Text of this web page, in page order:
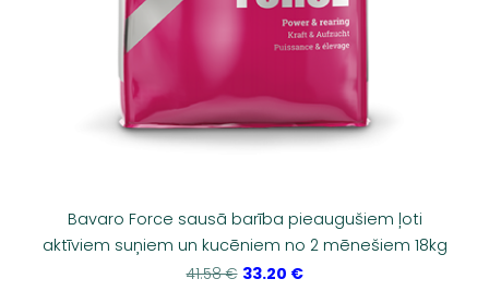
Bavaro Force sausā barība pieaugušiem ļoti
aktīviem suņiem un kucēniem no 2 mēnešiem 18kg
41.58 € 33.20 €